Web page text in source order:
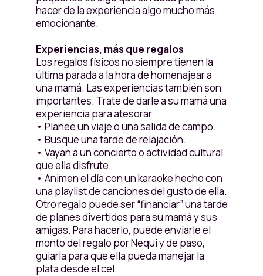
hacer de la experiencia algo mucho más
emocionante.
Experiencias, más que regalos
Los regalos físicos no siempre tienen la
última parada a la hora de homenajear a
una mamá. Las experiencias también son
importantes. Trate de darle a su mamá una
experiencia para atesorar.
• Planee un viaje o una salida de campo.
• Busque una tarde de relajación.
• Vayan a un concierto o actividad cultural
que ella disfrute.
• Animen el día con un karaoke hecho con
una playlist de canciones del gusto de ella.
Otro regalo puede ser “financiar” una tarde
de planes divertidos para su mamá y sus
amigas. Para hacerlo, puede enviarle el
monto del regalo por Nequi y de paso,
guiarla para que ella pueda manejar la
plata desde el cel.